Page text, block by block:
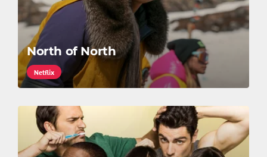
North of North
Netflix